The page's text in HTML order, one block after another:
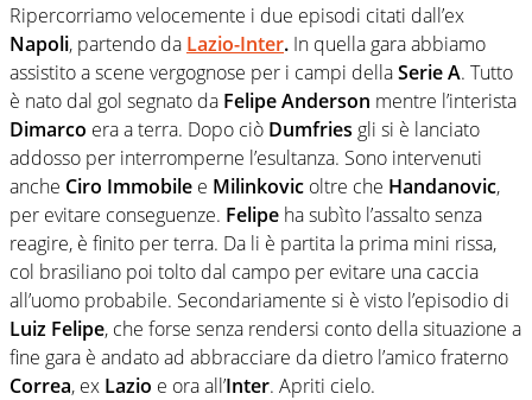
Ripercorriamo velocemente i due episodi citati dall’ex
Napoli, partendo da Lazio-Inter. In quella gara abbiamo
assistito a scene vergognose per i campi dellaSerie A. Tutto
è nato dal gol segnato da FelipeAnderson mentre l’interista
Dimarco era a terra. Dopo ciò Dumfries gli si è lanciato
addosso per interromperne l’esultanza. Sono intervenuti
anche Ciro Immobile e Milinkovic oltre che Handanovic,
per evitare conseguenze. Felipe ha subìto l’assalto senza
reagire, è finito per terra. Da li è partita la prima mini rissa,
col brasiliano poi tolto dal campo per evitare una caccia
all’uomo probabile. Secondariamente si è visto l’episodio di
Luiz Felipe, che forse senza rendersi conto della situazione a
fine gara è andato ad abbracciare da dietro l’amico fraterno
Correa, ex Lazio e ora all’Inter. Apriti cielo.